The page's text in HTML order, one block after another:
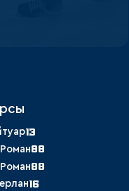
13
88
88
16